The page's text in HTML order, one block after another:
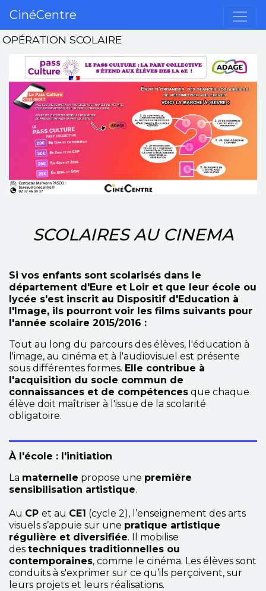
CinéCentre
OPÉRATION SCOLAIRE
SCOLAIRES AU CINEMA
Si vos enfants sont scolarisés dans le
département d'Eure et Loir et que leur école ou
lycée s'est inscrit au Dispositif d'Education à
l'Image, ils pourront voir les films suivants pour
l'année scolaire 2015/2016 :
Tout au long du parcours des élèves, l'éducation à
l'image, au cinéma et à l'audiovisuel est présente
sous différentes formes. Elle contribue à
l'acquisition du socle commun de
connaissances et de compétences que chaque
élève doit maîtriser à l'issue de la scolarité
obligatoire.
À l'école : l'initiation
La maternelle propose une première
sensibilisation artistique.
Au CP et au CE1 (cycle 2), l’enseignement des arts
visuels s’appuie sur une pratique artistique
régulière et diversifiée. Il mobilise
des techniques traditionnelles ou
contemporaines, comme le cinéma. Les élèves sont
conduits à s'exprimer sur ce qu’ils perçoivent, sur
leurs projets et leurs réalisations.